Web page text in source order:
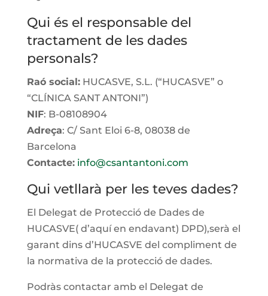
Qui és el responsable del
tractament de les dades
personals?
Raó social:HUCASVE, S.L. (“HUCASVE” o
“CLÍNICA SANT ANTONI”)
NIF: B-08108904
Adreça: C/ Sant Eloi 6-8, 08038 de
Barcelona
Contacte: info@csantantoni.com
Qui vetllarà per les teves dades?
El Delegat de Protecció de Dades de
HUCASVE( d’aquí en endavant) DPD),serà el
garant dins d’HUCASVE del compliment de
la normativa de la protecció de dades.
Podràs contactar amb el Delegat de